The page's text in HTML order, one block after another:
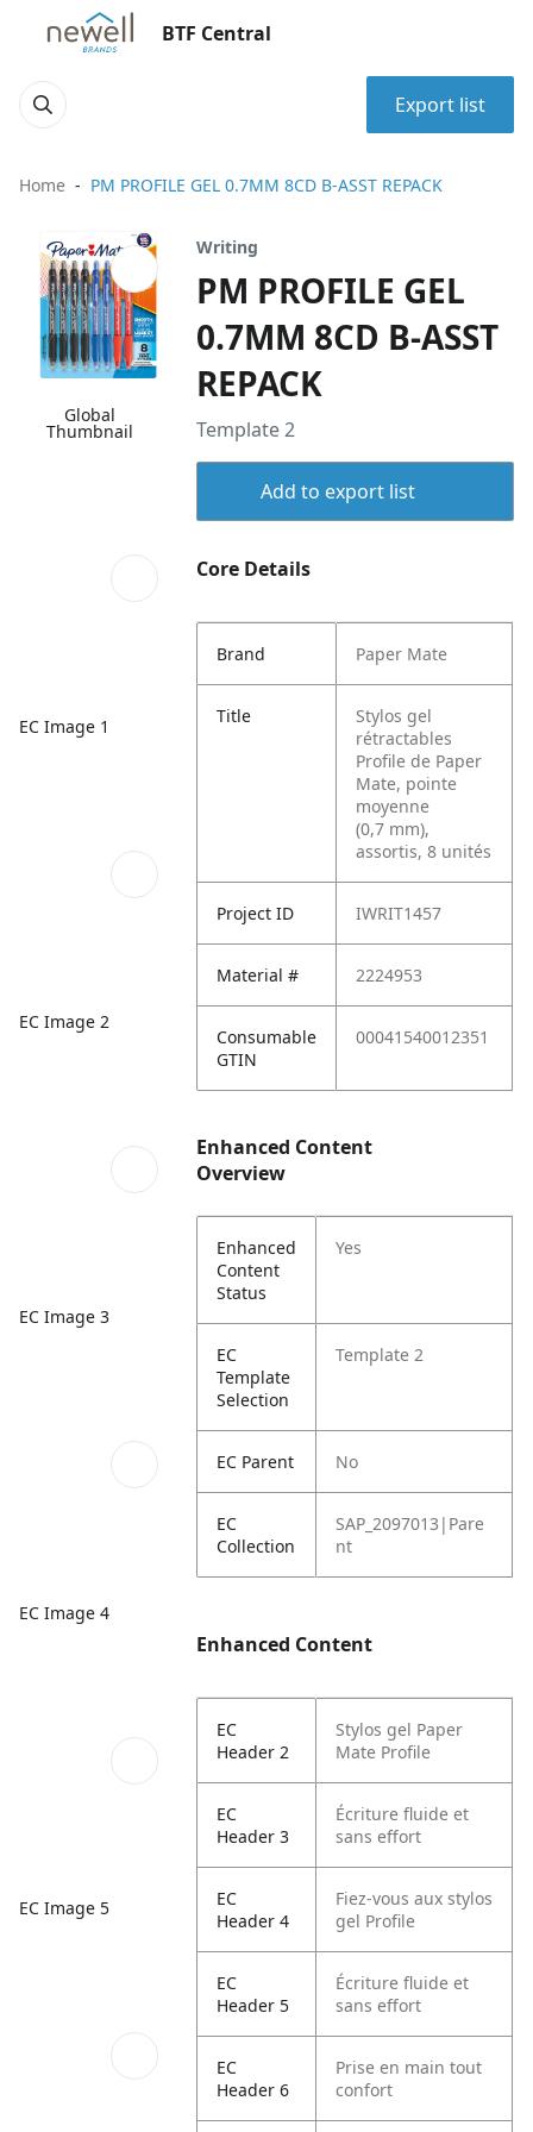
BTF Central
Export list
Home PM PROFILE GEL 0.7MM 8CD B-ASST REPACK
Global
Thumbnail
EC Image 1
EC Image 2
EC Image 3
EC Image 4
EC Image 5
Writing
PM PROFILE GEL
0.7MM 8CD B-ASST
REPACK
Template 2
Add to export list
Core Details
Brand Paper Mate
Title
Stylos gel
rétractables
Profile de Paper
Mate, pointe
moyenne
(0,7 mm),
assortis, 8 unités
Project ID IWRIT1457
Material # 2224953
Consumable
GTIN
00041540012351
Enhanced Content
Overview
Enhanced
Content
Status
Yes
EC
Template
Selection
Template 2
EC Parent No
EC
Collection
SAP_2097013|Pare
nt
Enhanced Content
EC
Header 2
Stylos gel Paper
Mate Profile
EC
Header 3
Écriture fluide et
sans effort
EC
Header 4
Fiez-vous aux stylos
gel Profile
EC
Header 5
Écriture fluide et
sans effort
EC
Header 6
Prise en main tout
confort